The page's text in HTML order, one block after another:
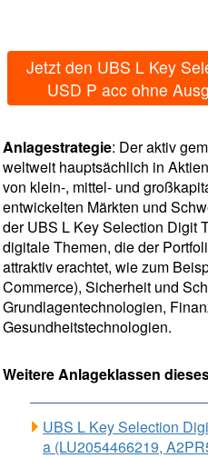
Jetzt den UBS L Key
USD P acc ohne
Anlagestrategie: Der aktiv
weltweit hauptsächlich in
von klein-, mittel- und
entwickelten Märkten und
der UBS L Key Selection Digit
digitale Themen, die der
attraktiv erachtet, wie zum
Commerce), Sicherheit und
Grundlagentechnologien,
Gesundheitstechnologien.
Weitere Anlageklassen
UBS L Key Selection
a (LU2054466219,